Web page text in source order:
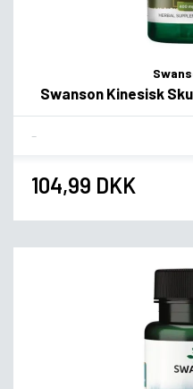
Swanson Kinesisk
104,99 DKK